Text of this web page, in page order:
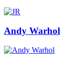
Andy Warhol